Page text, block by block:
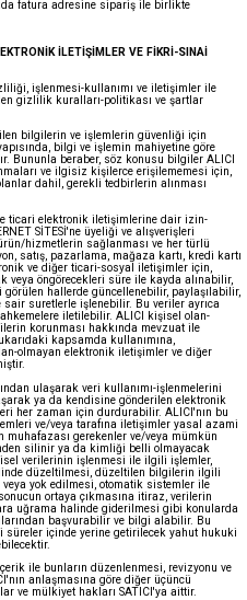
fatura adresine sipariş ile birlikte
İLETİŞİMLER VE FİKRİ-SINAİ
işlenmesi-kullanımı ve iletişimler ile
gizlilik kuralları-politikası ve şartlar
bilgilerin ve işlemlerin güvenliği için
bilgi ve işlemin mahiyetine göre
Bununla beraber, söz konusu bilgiler ALICI
ve ilgisiz kişilerce erişilememesi için,
dahil, gerekli tedbirlerin alınması
ticari elektronik iletişimlerine dair izin-
SİTESİ'ne üyeliği ve alışverişleri
hizmetlerin sağlanması ve her türlü
satış, pazarlama, mağaza kartı, kredi kartı
ve diğer ticari-sosyal iletişimler için,
veya öngörecekleri süre ile kayda alınabilir,
hallerde güncellenebilir, paylaşılabilir,
suretlerle işlenebilir. Bu veriler ayrıca
iletilebilir. ALICI kişisel olan-
korunması hakkında mevzuat ile
kapsamda kullanımına,
olmayan elektronik iletişimler ve diğer
ulaşarak veri kullanımı-işlenmelerini
ya da kendisine gönderilen elektronik
her zaman için durdurabilir. ALICI'nın bu
ve/veya tarafına iletişimler yasal azami
gerekenler ve/veya mümkün
silinir ya da kimliği belli olmayacak
verilerinin işlenmesi ile ilgili işlemler,
düzeltilmesi, düzeltilen bilgilerin ilgili
yok edilmesi, otomatik sistemler ile
ortaya çıkmasına itiraz, verilerin
uğrama halinde giderilmesi gibi konularda
başvurabilir ve bilgi alabilir. Bu
içinde yerine getirilecek yahut hukuki
ile bunların düzenlenmesi, revizyonu ve
anlaşmasına göre diğer üçüncü
ve mülkiyet hakları SATICI'ya aittir.